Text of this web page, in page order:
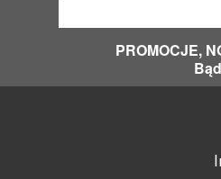
PROMOCJE,